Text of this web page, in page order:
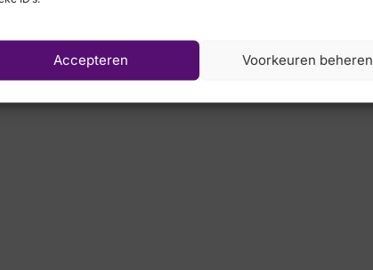
Accepteren Voorkeuren beheren
119,95